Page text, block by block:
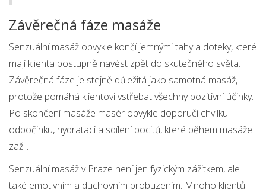
Závěrečná fáze masáže
Senzuální masáž obvykle končí jemnými tahy a doteky, které
mají klienta postupně navést zpět do skutečného světa.
Závěrečná fáze je stejně důležitá jako samotná masáž,
protože pomáhá klientovi vstřebat všechny pozitivní účinky.
Po skončení masáže masér obvykle doporučí chvilku
odpočinku, hydrataci a sdílení pocitů, které během masáže
zažil.
Senzuální masáž v Praze není jen fyzickým zážitkem, ale
také emotivním a duchovním probuzením. Mnoho klientů